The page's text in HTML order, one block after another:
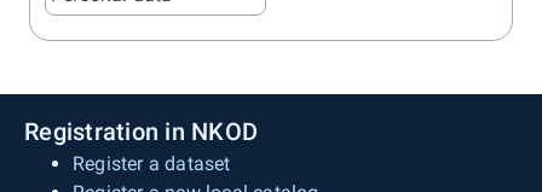
Registration in NKOD
Register a dataset